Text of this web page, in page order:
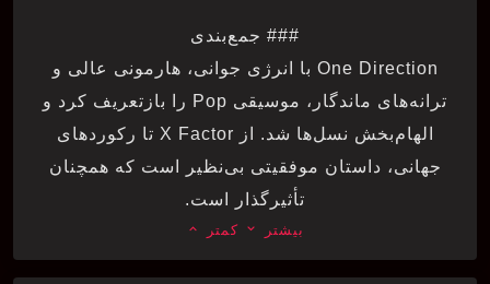
### جمع‌بندی
One Direction با انرژی جوانی، هارمونی عالی و
ترانه‌های ماندگار، موسیقی Pop را بازتعریف کرد و
الهام‌بخش نسل‌ها شد. از X Factor تا رکوردهای
جهانی، داستان موفقیتی بی‌نظیر است که همچنان
تأثیرگذار است.
بیشتر keyboard_arrow_down کمتر keyboard_arrow_up